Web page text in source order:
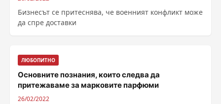
Бизнесът се притеснява, че военният конфликт може
да спре доставки
ЛЮБОПИТНО
Основните познания, които следва да
притежаваме за марковите парфюми
26/02/2022